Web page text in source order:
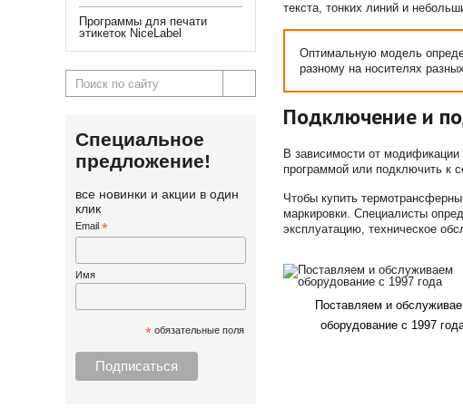
Программы для печати
этикеток NiceLabel
Специальное
предложение!
все новинки и акции в один
клик
Email *
Имя
* обязательные поля
текста, тонких линий и
Оптимальную модель
разному на носителях
Подключение и
В зависимости от
программой или подключить к
Чтобы купить
маркировки. Специалисты
эксплуатацию, техническое
Поставляем и
оборудование с 1997